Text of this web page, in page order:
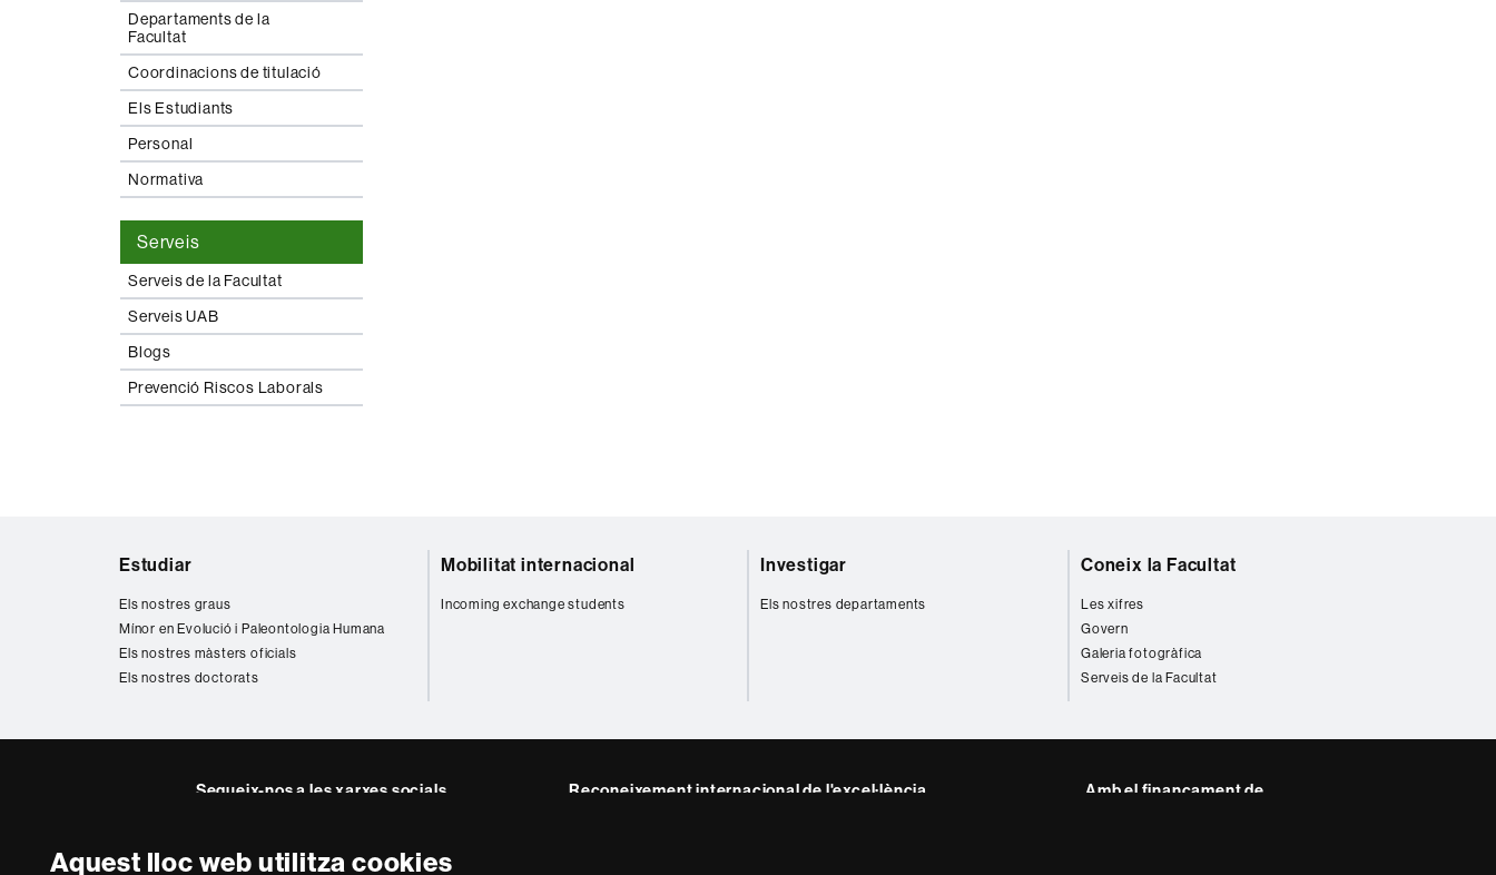
Aquest lloc web utilitza cookies
Departaments de la
Facultat
Coordinacions de titulació
Els Estudiants
Personal
Normativa
Serveis
Serveis de la Facultat
Serveis UAB
Blogs
Prevenció Riscos Laborals
Estudiar
Els nostres graus
Mínor en Evolució i Paleontologia Humana
Els nostres màsters oficials
Els nostres doctorats
Mobilitat internacional
Incoming exchange students
Investigar
Els nostres departaments
Coneix la Facultat
Les xifres
Govern
Galeria fotogràfica
Serveis de la Facultat
Segueix-nos a les xarxes socials
TwitterInstagram
Reconeixement internacional de l'excel·lència Amb el finançament de